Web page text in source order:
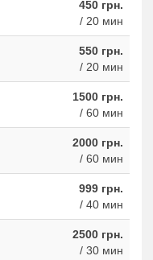
450 грн.
/ 20 мин
550 грн.
/ 20 мин
1500 грн.
/ 60 мин
2000 грн.
/ 60 мин
999 грн.
/ 40 мин
2500 грн.
/ 30 мин